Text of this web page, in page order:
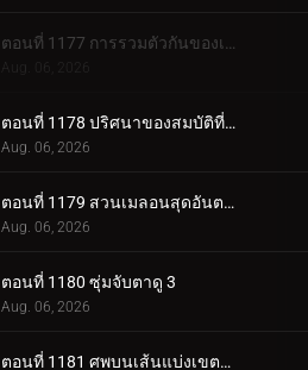
ตอนที่ 1177 การรวมตัวกันของเพื่อนร่วมชั้น 4 คน
Aug. 06, 2026
ตอนที่ 1178 ปริศนาของสมบัติที่ถูกขโมยไป
Aug. 06, 2026
ตอนที่ 1179 สวนเมลอนสุดอันตราย
Aug. 06, 2026
ตอนที่ 1180 ซุ่มจับตาดู 3
Aug. 06, 2026
ตอนที่ 1181 ศพบนเส้นแบ่งเขตกุนมะกับนางาโนะ (ตอนแรก)